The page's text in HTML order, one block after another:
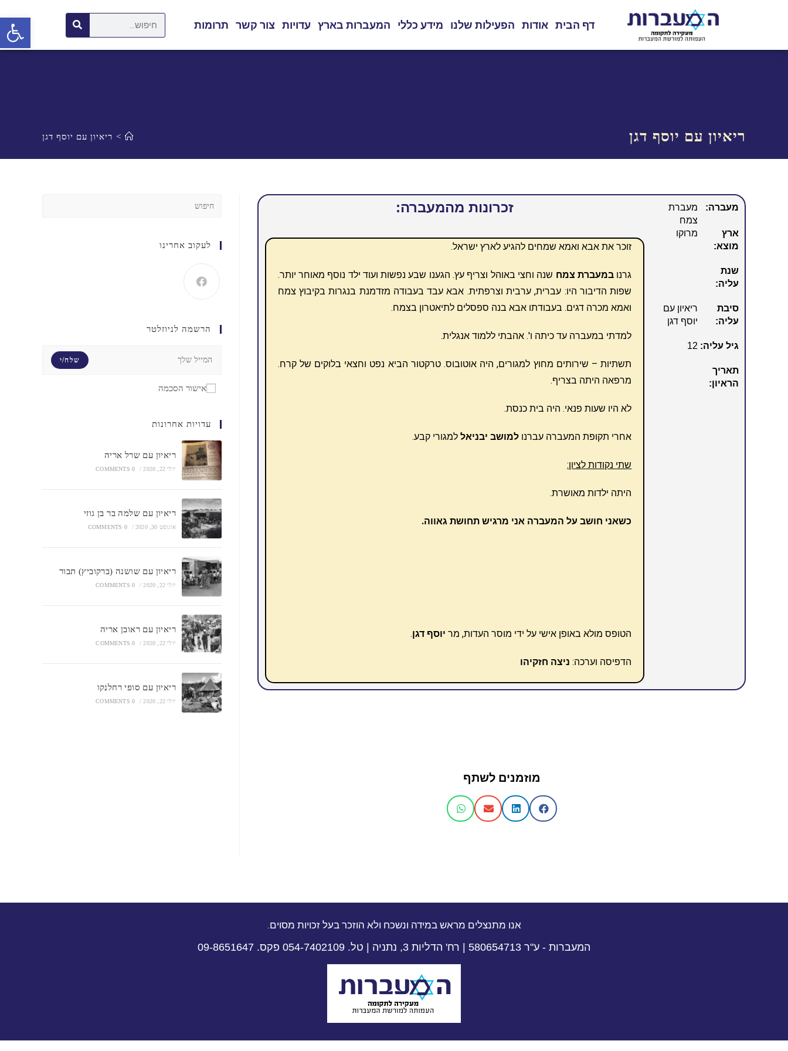
דף הבית אודות הפעילות שלנו מידע כללי המעברות בארץ עדויות צור קשר תרומות
ריאיון עם יוסף דגן > ריאיון עם יוסף דגן
מעברה:
מעברת
צמח
ארץ
מוצא:
מרוקו
שנת
עליה:
סיבת
עליה:
ריאיון עם
יוסף דגן
גיל עליה: 12
תאריך
הראיון:
זכרונות מהמעברה:
זוכר את אבא ואמא שמחים להגיע לארץ ישראל.
גרנו במעברת צמח שנה וחצי באוהל וצריף עץ. הגענו שבע נפשות ועוד ילד נוסף מאוחר יותר.
שפות הדיבור היו: עברית, ערבית וצרפתית. אבא עבד בעבודה מזדמנת בנגרות בקיבוץ צמח
ואמא מכרה דגים. בעבודתו אבא בנה ספסלים לתיאטרון בצמח.
למדתי במעברה עד כיתה ו'. אהבתי ללמוד אנגלית.
תשתיות – שירותים מחוץ למגורים, היה אוטובוס. טרקטור הביא נפט וחצאי בלוקים של קרח.
מרפאה היתה בצריף.
לא היו שעות פנאי. היה בית כנסת.
אחרי תקופת המעברה עברנו למושב יבניאללמגורי קבע.
שתי נקודות לציון:
היתה ילדות מאושרת.
כשאני חושב על המעברה אני מרגיש תחושת גאווה.
הטופס מולא באופן אישי על ידי מוסר העדות, מר יוסף דגן.
הדפיסה וערכה: ניצה חזקיהו
מוזמנים לשתף
לעקוב אחרינו
הרשמה לניוזלטר
שלח/י
אישור הסכמה
עדויות אחרונות
ריאיון עם שרל אריה
יולי 22, 2020 /
0 COMMENTS
ריאיון עם שלמה בר בן גוזי
אוגוסט 30, 2020 /
0 COMMENTS
ריאיון עם שושנה (ברקוביץ) תבור
יולי 22, 2020 /
0 COMMENTS
ריאיון עם ראובן אריה
יולי 22, 2020 /
0 COMMENTS
ריאיון עם סופי רחלנקו
יולי 22, 2020 /
0 COMMENTS
אנו מתנצלים מראש במידה ונשכח ולא הוזכר בעל זכויות מסוים.
המעברות - ע"ר 580654713 | רח' הדליות 3, נתניה | טל. 054-7402109 פקס. 09-8651647​
פתח סרגל נגישות